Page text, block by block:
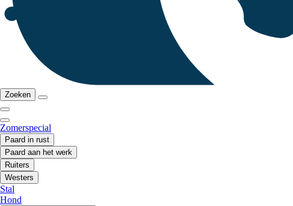
Zoeken
Zomerspecial
Paard in rust
Paard aan het werk
Ruiters
Westers
Stal
Hond